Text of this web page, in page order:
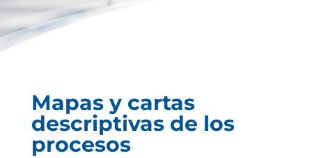
Mapas y cartas
descriptivas de los
procesos